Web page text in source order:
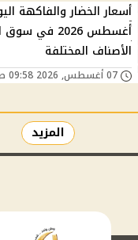
أغسطس 2026
الأصناف المختلفة
المزيد